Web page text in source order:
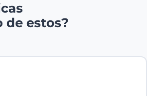
de estos?